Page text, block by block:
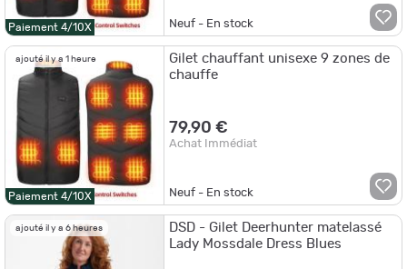
Paiement 4/10X Neuf - En stock
ajouté il y a 1 heure
Paiement 4/10X
Gilet chauffant unisexe 9 zones de
chauffe
79,90 €
Achat Immédiat
Neuf - En stock
ajouté il y a 6 heures
DSD - Gilet Deerhunter matelassé
Lady Mossdale Dress Blues